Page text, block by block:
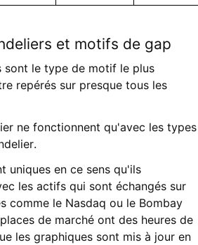
et motifs de gap
sont le type de motif le plus
repérés sur presque tous les
ne fonctionnent qu'avec les types
uniques en ce sens qu'ils
les actifs qui sont échangés sur
comme le Nasdaq ou le Bombay
de marché ont des heures de
les graphiques sont mis à jour en